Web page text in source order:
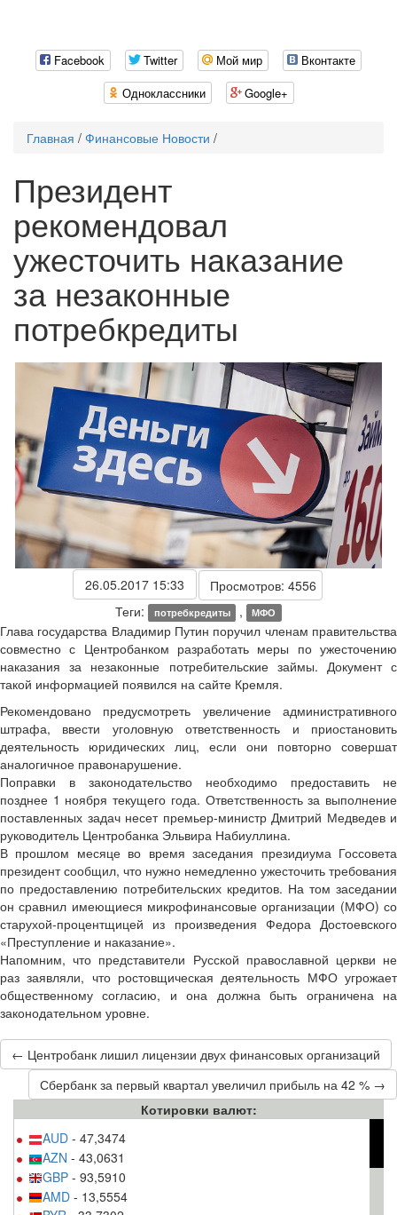
Facebook Twitter Мой мир
Вконтакте
Одноклассники
Google+
Главная / Финансовые Новости /
Президент
рекомендовал
ужесточить наказание
за незаконные
потребкредиты
26.05.2017 15:33
Просмотров: 4556
Теги:
потребкредиты , МФО
Глава государства Владимир Путин поручил членам правительства
совместно с Центробанком разработать меры по ужесточению
наказания за незаконные потребительские займы. Документ с
такой информацией появился на сайте Кремля.
Рекомендовано предусмотреть увеличение административного
штрафа, ввести уголовную ответственность и приостановить
деятельность юридических лиц, если они повторно совершат
аналогичное правонарушение.
Поправки в законодательство необходимо предоставить не
позднее 1 ноября текущего года. Ответственность за выполнение
поставленных задач несет премьер-министр Дмитрий Медведев и
руководитель Центробанка Эльвира Набиуллина.
В прошлом месяце во время заседания президиума Госсовета
президент сообщил, что нужно немедленно ужесточить требования
по предоставлению потребительских кредитов. На том заседании
он сравнил имеющиеся микрофинансовые организации (МФО) со
старухой-процентщицей из произведения Федора Достоевского
«Преступление и наказание».
Напомним, что представители Русской православной церкви не
раз заявляли, что ростовщическая деятельность МФО угрожает
общественному согласию, и она должна быть ограничена на
законодательном уровне.
← Центробанк лишил лицензии двух финансовых организаций
Сбербанк за первый квартал увеличил прибыль на 42 % →
Котировки валют:
AUD - 47,3474
AZN - 43,0631
GBP - 93,5910
AMD - 13,5554